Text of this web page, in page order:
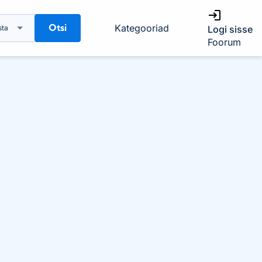
Otsi Kategooriad
Logi sisse
Foorum